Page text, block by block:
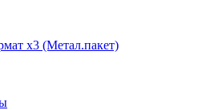
х3 (Метал.пакет)